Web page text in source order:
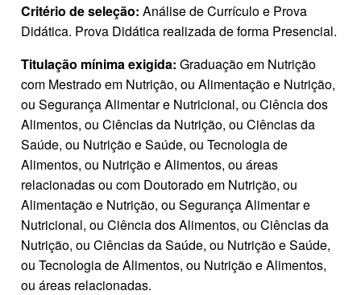
Critério de seleção: Análise de Currículo e Prova
Didática. Prova Didática realizada de forma Presencial.
Titulação mínima exigida: Graduação em Nutrição
com Mestrado em Nutrição, ou Alimentação e Nutrição,
ou Segurança Alimentar e Nutricional, ou Ciência dos
Alimentos, ou Ciências da Nutrição, ou Ciências da
Saúde, ou Nutrição e Saúde, ou Tecnologia de
Alimentos, ou Nutrição e Alimentos, ou áreas
relacionadas ou com Doutorado em Nutrição, ou
Alimentação e Nutrição, ou Segurança Alimentar e
Nutricional, ou Ciência dos Alimentos, ou Ciências da
Nutrição, ou Ciências da Saúde, ou Nutrição e Saúde,
ou Tecnologia de Alimentos, ou Nutrição e Alimentos,
ou áreas relacionadas.